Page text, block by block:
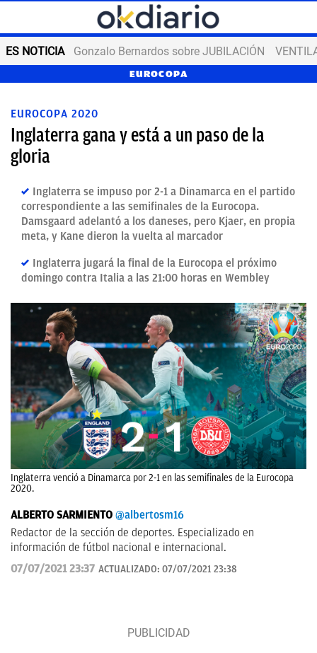
ES NOTICIA Gonzalo Bernardos sobre JUBILACIÓN
EUROCOPA
EUROCOPA 2020
Inglaterra gana y está a un paso de la
gloria
Inglaterra se impuso por 2-1 a Dinamarca en el partido
correspondiente a las semifinales de la Eurocopa.
Damsgaard adelantó a los daneses, pero Kjaer, en propia
meta, y Kane dieron la vuelta al marcador
Inglaterra jugará la final de la Eurocopa el próximo
domingo contra Italia a las 21:00 horas en Wembley
Inglaterra venció a Dinamarca por 2-1 en las semifinales de la Eurocopa
2020.
ALBERTO SARMIENTO @albertosm16
Redactor de la sección de deportes. Especializado en
información de fútbol nacional e internacional.
07/07/2021 23:37 ACTUALIZADO: 07/07/2021 23:38